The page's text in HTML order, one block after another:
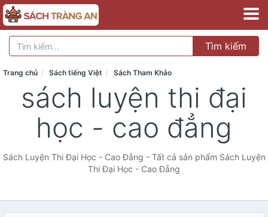
Tìm kiếm
Trang chủ Sách tiếng Việt Sách Tham Khảo
sách luyện thi đại
học - cao đẳng
Sách Luyện Thi Đại Học - Cao Đẳng - Tất cả sản phẩm Sách Luyện
Thi Đại Học - Cao Đẳng